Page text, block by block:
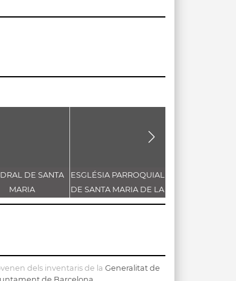
DE SANTA
MARIA
ESGLÉSIA PARROQUIAL
DE SANTA MARIA DE LA
PLAÇA
dels inventaris de la Generalitat de